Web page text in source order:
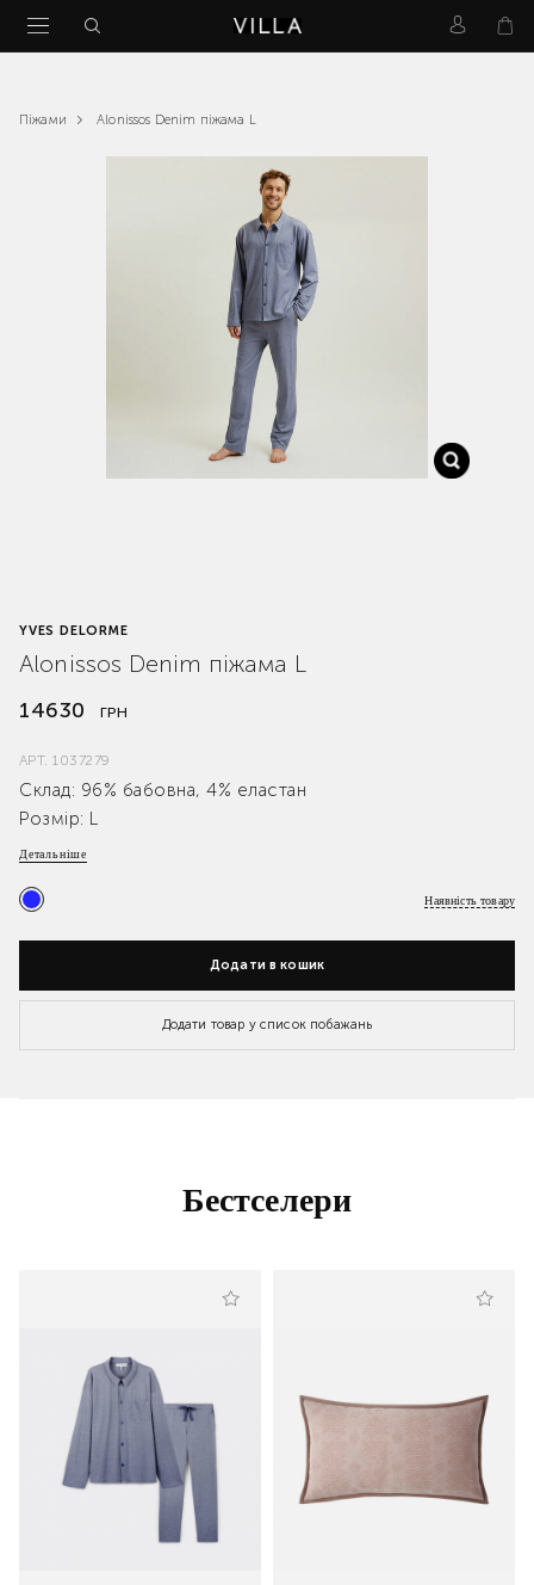
Піжами Alonissos Denim піжама L
YVES DELORME
Alonissos Denim піжама L
14630 ГРН
АРТ.1037279
Склад: 96% бабовна, 4% еластан
Розмір: L
Детальніше
Наявність товару
Додати в кошик
Додати товар у список побажань
Бестселери